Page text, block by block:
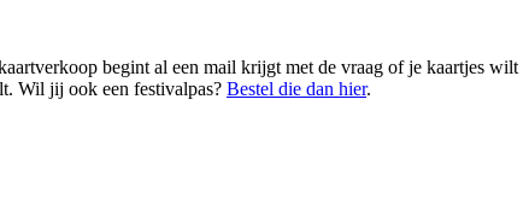
begint al een mail krijgt met de vraag of je kaartjes wilt
Wil jij ook een festivalpas? Bestel die dan hier.